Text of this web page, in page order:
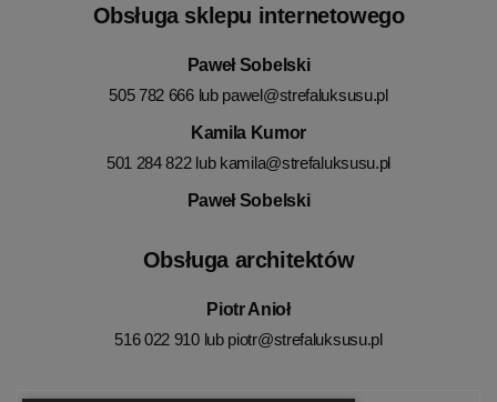
Obsługa sklepu internetowego
Paweł Sobelski
505 782 666 lub pawel@strefaluksusu.pl
Kamila Kumor
501 284 822 lub kamila@strefaluksusu.pl
Paweł Sobelski
Obsługa architektów
Piotr Anioł
516 022 910 lub piotr@strefaluksusu.pl